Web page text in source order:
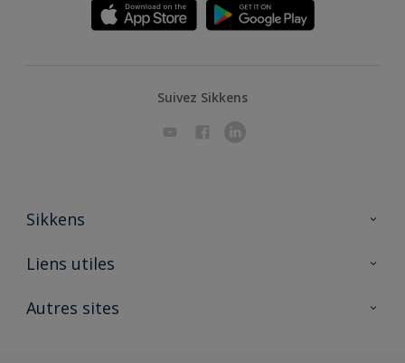
Suivez Sikkens
Sikkens
A propos de Sikkens
Liens utiles
Ouvrir un magasin PASS
Autres sites